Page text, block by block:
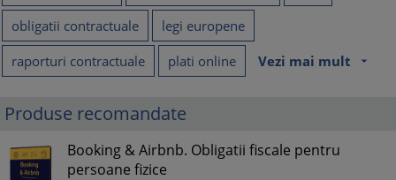
obligatii contractuale
legi europene
raporturi contractuale
plati online Vezi mai mult arrow_drop_down
Produse recomandate
Booking & Airbnb. Obligatii fiscale pentru
persoane fizice